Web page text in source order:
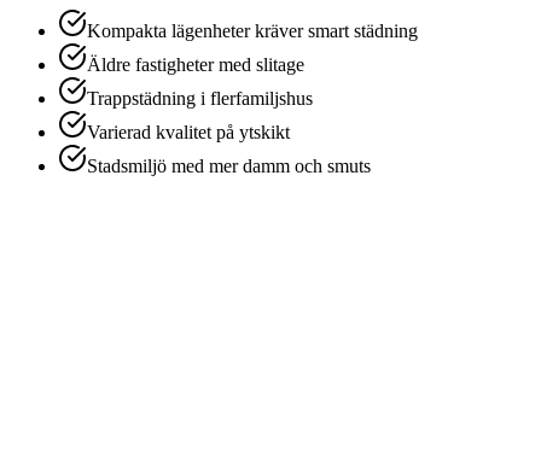
Kompakta lägenheter kräver smart städning
Äldre fastigheter med slitage
Trappstädning i flerfamiljshus
Varierad kvalitet på ytskikt
Stadsmiljö med mer damm och smuts